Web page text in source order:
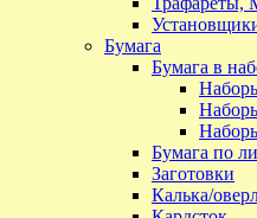
Бумага
Бумага в
Бумага по
Заготовки
Калька/